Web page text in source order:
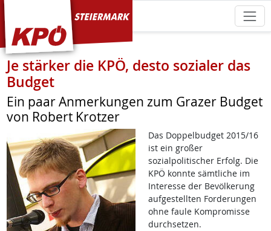
KPÖ Steiermark
Je stärker die KPÖ, desto sozialer das
Budget
Ein paar Anmerkungen zum Grazer Budget
von Robert Krotzer
Das Doppelbudget 2015/16
ist ein großer
sozialpolitischer Erfolg. Die
KPÖ konnte sämtliche im
Interesse der Bevölkerung
aufgestellten Forderungen
ohne faule Kompromisse
durchsetzen.